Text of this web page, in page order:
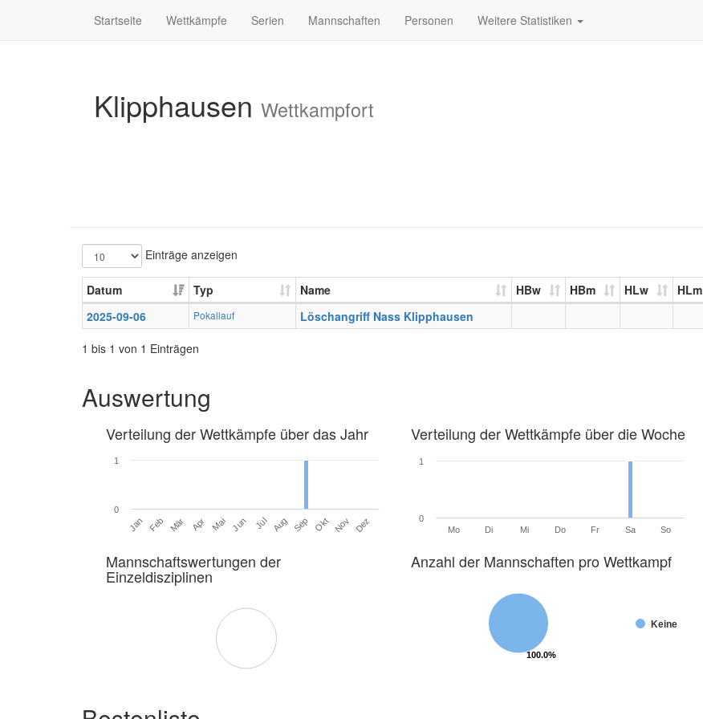
Startseite Wettkämpfe Serien Mannschaften Personen Weitere Statistiken
Klipphausen Wettkampfort
Einträge anzeigen
Datum Typ Name HBw HBm HLw HLm
2025-09-06
Pokallauf
Löschangriff Nass Klipphausen
1 bis 1 von 1 Einträgen
Auswertung
Verteilung der Wettkämpfe über das Jahr
Jan Feb Mär Apr Mai Jun Jul Aug Sep Okt Nov Dez
0
1
Verteilung der Wettkämpfe über die Woche
Mo Di Mi Do Fr Sa So
0
1
Mannschaftswertungen der
Einzeldisziplinen
Anzahl der Mannschaften pro Wettkampf
100.0%
100.0%
Keine